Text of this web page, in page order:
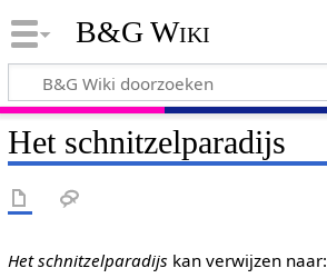
B&G Wiki
Het schnitzelparadijs
Het schnitzelparadijs kan verwijzen naar: